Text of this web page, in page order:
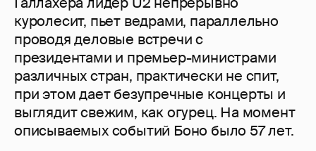
куролесит, пьет ведрами, параллельно
проводя деловые встречи с
президентами и премьер-министрами
различных стран, практически не спит,
при этом дает безупречные концерты и
выглядит свежим, как огурец. На момент
описываемых событий Боно было 57 лет.